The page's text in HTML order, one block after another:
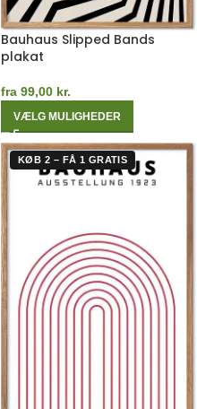
Bauhaus Slipped Bands
plakat
fra 99,00 kr.
VÆLG MULIGHEDER
KØB 2 – FÅ 1 GRATIS